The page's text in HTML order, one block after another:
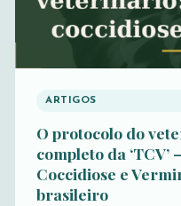
ARTIGOS
O protocolo do
completo da
Coccidiose e
brasileiro